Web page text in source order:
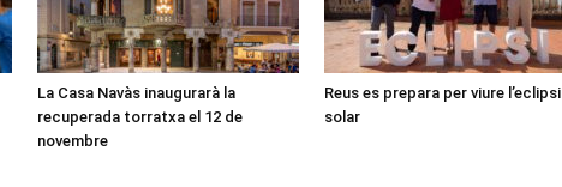
La Casa Navàs inaugurarà la
recuperada torratxa el 12 de
novembre
Reus es prepara per viure l’eclipsi
solar